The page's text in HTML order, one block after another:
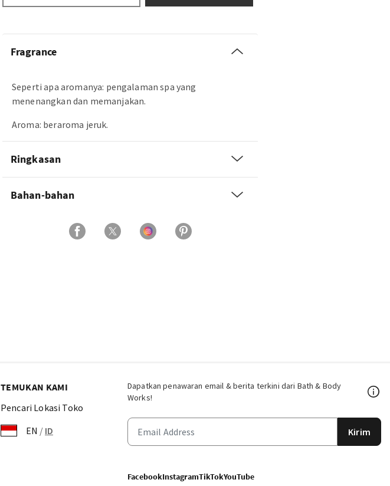
Fragrance
Seperti apa aromanya: pengalaman spa yang
menenangkan dan memanjakan.
Aroma: beraroma jeruk.
Ringkasan
Bahan-bahan
Dapatkan penawaran email & berita terkini dari Bath & Body
Works!
Kirim
FacebookInstagramTikTokYouTube
TEMUKAN KAMI
Pencari Lokasi Toko
EN / ID